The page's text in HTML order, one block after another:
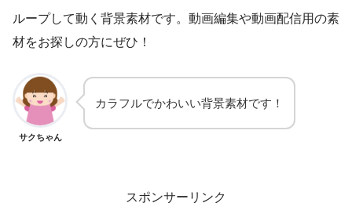
ループして動く背景素材です。動画編集や動画配信用の素
材をお探しの方にぜひ！
サクちゃん
カラフルでかわいい背景素材です！
スポンサーリンク